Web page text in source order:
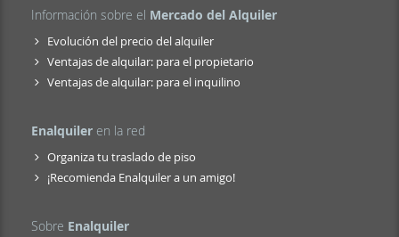
Información sobre el Mercado del Alquiler
Evolución del precio del alquiler
Ventajas de alquilar: para el propietario
Ventajas de alquilar: para el inquilino
Enalquiler en la red
Organiza tu traslado de piso
¡Recomienda Enalquiler a un amigo!
Sobre Enalquiler